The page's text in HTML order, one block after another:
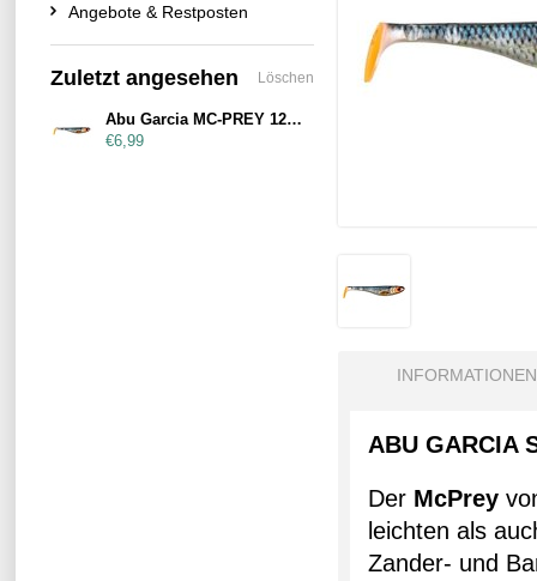
INFORMATIONEN
ABU GARCIA
Der McPrey
leichten als
Zander- und
Angebote & Restposten
Zuletzt angesehen Löschen
Abu Garcia MC-PREY 120mm Real Roach
€6,99